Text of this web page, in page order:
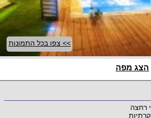
>> צפו בכל התמונות
הצג מפה